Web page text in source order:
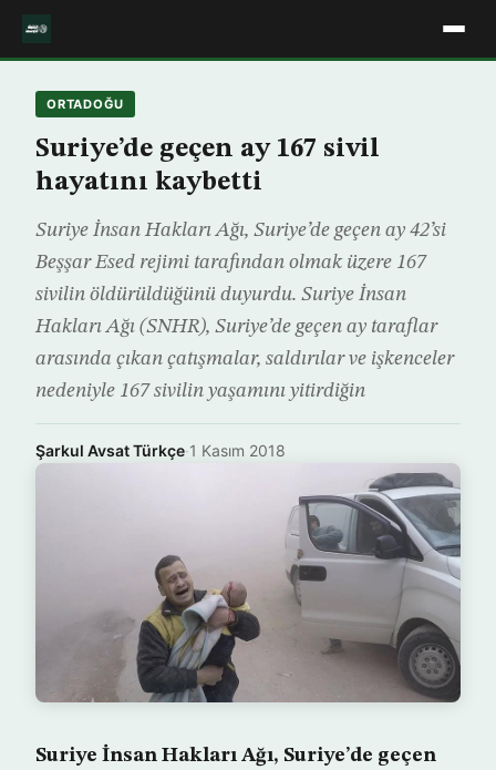
ORTADOĞU
Suriye’de geçen ay 167 sivil
hayatını kaybetti
Suriye İnsan Hakları Ağı, Suriye’de geçen ay 42’si
Beşşar Esed rejimi tarafından olmak üzere 167
sivilin öldürüldüğünü duyurdu. Suriye İnsan
Hakları Ağı (SNHR), Suriye’de geçen ay taraflar
arasında çıkan çatışmalar, saldırılar ve işkenceler
nedeniyle 167 sivilin yaşamını yitirdiğin
Şarkul Avsat Türkçe·1 Kasım 2018
Suriye İnsan Hakları Ağı, Suriye’de geçen